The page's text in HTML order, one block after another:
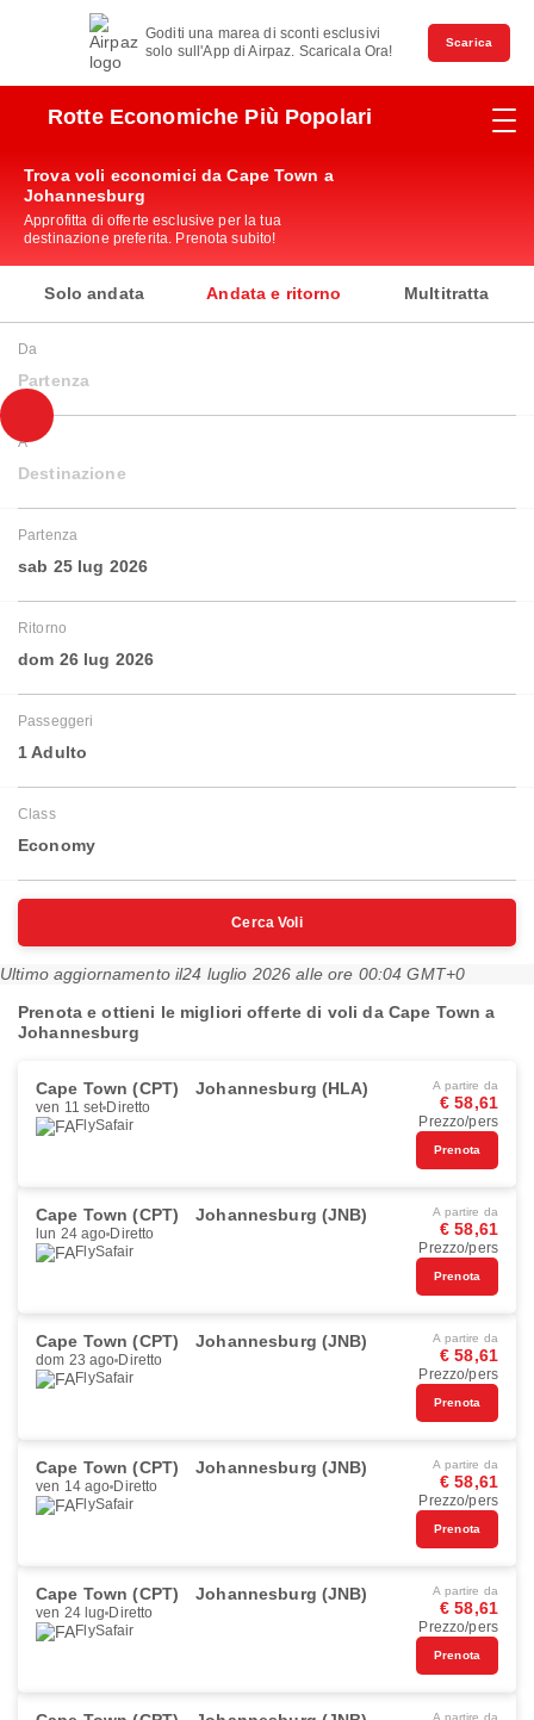
Goditi una marea di sconti esclusivi
solo sull'App di Airpaz. Scaricala Ora!
Scarica
Rotte Economiche Più Popolari
Trova voli economici da Cape Town a
Johannesburg
Approfitta di offerte esclusive per la tua
destinazione preferita. Prenota subito!
Solo andata Andata e ritorno Multitratta
Da
Partenza
A
Destinazione
Partenza
sab 25 lug 2026
Ritorno
dom 26 lug 2026
Passeggeri
1 Adulto
Class
Economy
Cerca Voli
Ultimo aggiornamento il24 luglio 2026 alle ore 00:04 GMT+0
Prenota e ottieni le migliori offerte di voli da Cape Town a
Johannesburg
Cape Town (CPT) Johannesburg (HLA)
ven 11 set Diretto
FlySafair
A partire da
€ 58,61
Prezzo/pers
Prenota
Cape Town (CPT) Johannesburg (JNB)
lun 24 ago Diretto
FlySafair
A partire da
€ 58,61
Prezzo/pers
Prenota
Cape Town (CPT) Johannesburg (JNB)
dom 23 ago Diretto
FlySafair
A partire da
€ 58,61
Prezzo/pers
Prenota
Cape Town (CPT) Johannesburg (JNB)
ven 14 ago Diretto
FlySafair
A partire da
€ 58,61
Prezzo/pers
Prenota
Cape Town (CPT) Johannesburg (JNB)
ven 24 lug Diretto
FlySafair
A partire da
€ 58,61
Prezzo/pers
Prenota
A partire da